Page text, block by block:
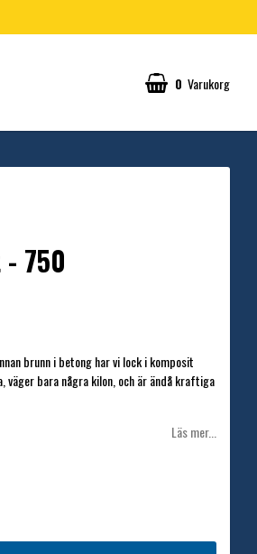
0 Varukorg
750
brunn i betong har vi lock i komposit
väger bara några kilon, och är ändå kraftiga
Läs mer...